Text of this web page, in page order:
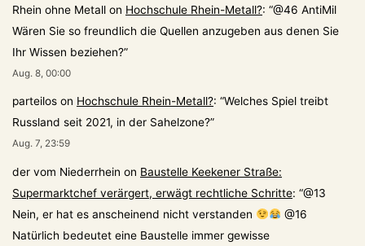
Rhein ohne Metall on Hochschule Rhein-Metall?: “@46 AntiMil
Wären Sie so freundlich die Quellen anzugeben aus denen Sie
Ihr Wissen beziehen?”
Aug. 8, 00:00
parteilos on Hochschule Rhein-Metall?: “Welches Spiel treibt
Russland seit 2021, in der Sahelzone?”
Aug. 7, 23:59
der vom Niederrhein on Baustelle Keekener Straße:
Supermarktchef verärgert, erwägt rechtliche Schritte: “@13
Nein, er hat es anscheinend nicht verstanden
@16
Natürlich bedeutet eine Baustelle immer gewisse